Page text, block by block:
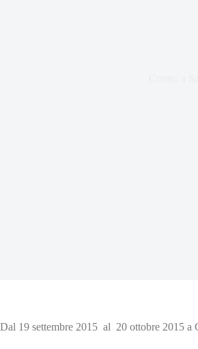
Dal 19 settembre 2015 al 20 ottobre 2015 a